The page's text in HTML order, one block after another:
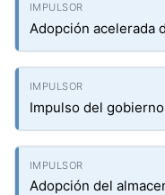
Adopción acelerada
Impulso del
Adopción del